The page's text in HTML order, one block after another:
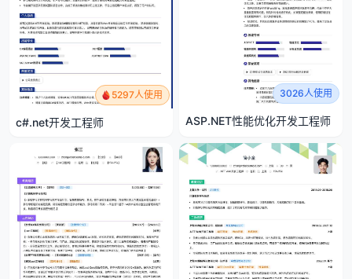
5297人使用
c#.net开发工程师
3026人使用
ASP.NET性能优化开发工程师